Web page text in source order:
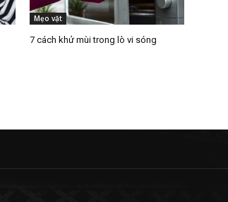
Mẹo vặt
7 cách khử mùi trong lò vi sóng